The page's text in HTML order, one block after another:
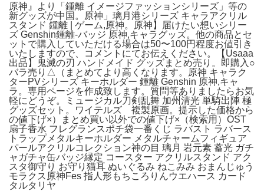
原神』より「鍾離 イメージファッションシリーズ」等の
新グッズが中国。原神」璃月港シリーズ キャラアクリル
スタンド 鍾離 | ゲーム,原神。原神】届けたい想いシリー
ズ Genshin鍾離-バッジ 原神,キャラグッズ。他の商品とセ
ットで購入していただける場合は50〜100円程度お値引き
いたしますので、コメントにてお伝えください。【Usaaa
出品】鬼滅の刃 ハンドメイド グッズまとめ売り。即購入○
バラ売り△（まとめてより高くなります。原神 キャラク
ターPVシリーズ キーホルダー 鍾離 Genshin 原神,キャ
ラ。専用ページを作成致します。質問等ありましたらお気
軽にどうぞ。ミュージカル刀剣乱舞 加州清光 単騎出陣 極
グッズセット。ワイテルズ 複製原画。提示した価格から
の値下げ‪×）まとめ買い以外での値下げ×（検索用）OST
扇子香水 フレグランスポチ袋一番くじ ラバスト ラバース
トラップメタルキーホルダー メタルチャームフィギュア
パールアクリルコレクション神の目 璃月 岩元素 蓄光 ガチ
ャガチャ缶バッジ縁定 コースター アクリルスタンド アク
スタ御守り お守り猫耳 ぬいぐるみ ねこみみ おまんじゅう
モラクス原神Fes 指人形もちころりんウエハース カード
タルタリヤ